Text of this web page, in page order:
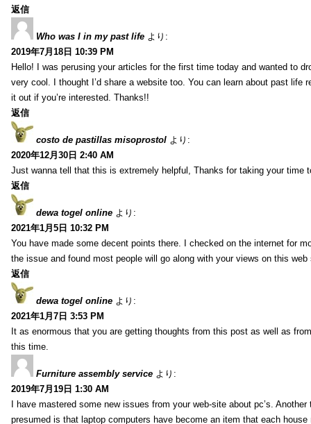
返信
Who was I in my past life より:
2019年7月18日 10:39 PM
Hello! I was perusing your articles for the first time today and wanted to
very cool. I thought I’d share a website too. You can learn about past life
it out if you’re interested. Thanks!!
返信
costo de pastillas misoprostol より:
2020年12月30日 2:40 AM
Just wanna tell that this is extremely helpful, Thanks for taking your time
返信
dewa togel online より:
2021年1月5日 10:32 PM
You have made some decent points there. I checked on the internet for
the issue and found most people will go along with your views on this web
返信
dewa togel online より:
2021年1月7日 3:53 PM
It as enormous that you are getting thoughts from this post as well as
this time.
Furniture assembly service より:
2019年7月19日 1:30 AM
I have mastered some new issues from your web-site about pc’s. Another
presumed is that laptop computers have become an item that each